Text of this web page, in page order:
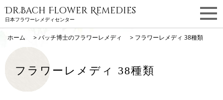
Dr.Bach Flower Remedies
日本フラワーレメディセンター
ホーム >バッチ博士のフラワーレメディ > フラワーレメディ 38種類
フラワーレメディ 38種類